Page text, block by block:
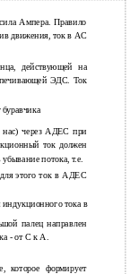
Ампера. Правило
движения, ток в АС
действующей на
ЭДС. Ток
нас) через АДЕС при
ток должен
потока, т.е.
для этого ток в АДЕС
индукционного тока в
палец направлен
- от С к А.
которое формирует